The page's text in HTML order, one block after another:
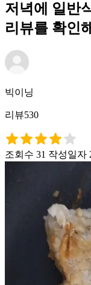
저녁에 일반
리뷰를 확인
빅이닝
리뷰530
조회수 31 작성일자